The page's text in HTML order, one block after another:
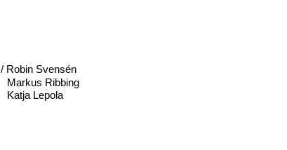
/ Robin Svensén
Markus Ribbing
Katja Lepola